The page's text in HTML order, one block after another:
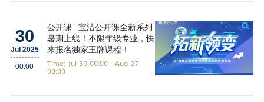
30
Jul 2025
00:00
公开课 | 宝洁公开课全新系列
暑期上线！不限年级专业，快
来报名独家王牌课程！
Time: Jul 30 00:00 - Aug 27
00:00